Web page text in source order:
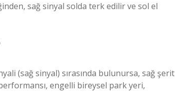
sağ sinyal solda terk edilir ve sol el
(sağ sinyal) sırasında bulunursa, sağ şerit
engelli bireysel park yeri,